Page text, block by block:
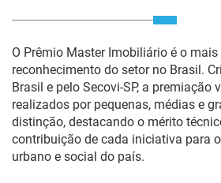
O Prêmio Master Imobiliário é o
reconhecimento do setor no Brasil.
Brasil e pelo Secovi-SP, a premiação
realizados por pequenas, médias e
distinção, destacando o mérito
contribuição de cada iniciativa para
urbano e social do país.